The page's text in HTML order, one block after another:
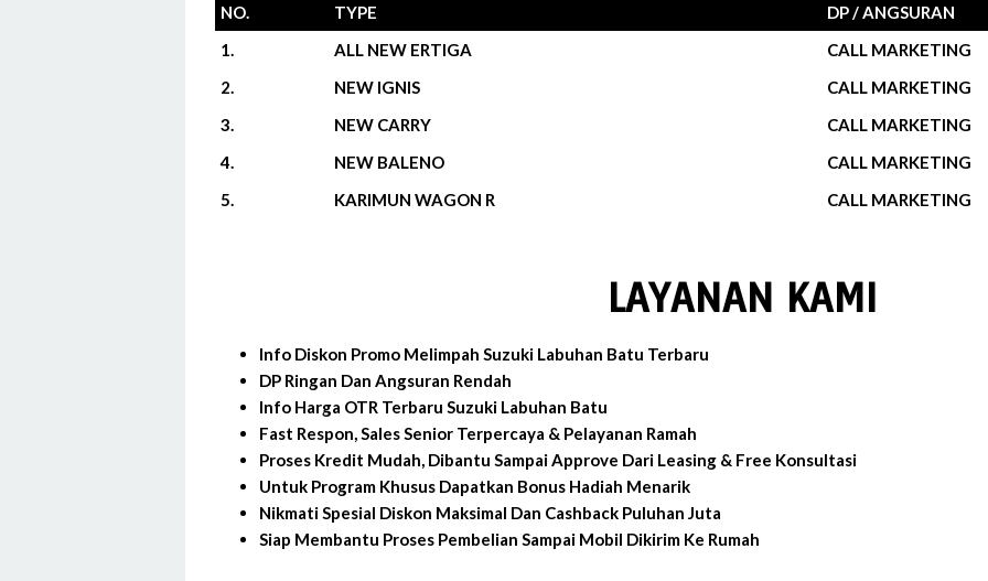
NO. TYPE
DP / ANGSURAN
1.
ALL NEW ERTIGA
CALL MARKETING
2.
NEW IGNIS
CALL MARKETING
3.
NEW CARRY
CALL MARKETING
4.
NEW BALENO
CALL MARKETING
5.
KARIMUN WAGON R CALL MARKETING
LAYANAN KAMI
Info Diskon Promo Melimpah Suzuki Labuhan Batu Terbaru
DP Ringan Dan Angsuran Rendah
Info Harga OTR Terbaru Suzuki Labuhan Batu
Fast Respon, Sales Senior Terpercaya & Pelayanan Ramah
Proses Kredit Mudah, Dibantu Sampai Approve Dari Leasing & Free Konsultasi
Untuk Program Khusus Dapatkan Bonus Hadiah Menarik
Nikmati Spesial Diskon Maksimal Dan Cashback Puluhan Juta
Siap Membantu Proses Pembelian Sampai Mobil Dikirim Ke Rumah